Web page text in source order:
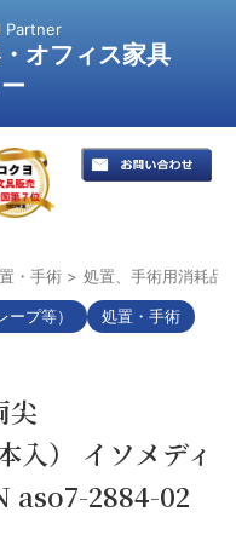
Partner
オフィス家具
・手術 > 処置、手術用消耗品
プ等）
処置・手術
尖
） イソメディ
aso7-2884-02